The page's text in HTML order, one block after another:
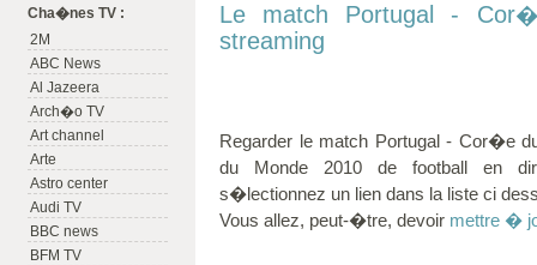
Cha�nes TV :
2M
ABC News
Al Jazeera
Arch�o TV
Art channel
Arte
Astro center
Audi TV
BBC news
BFM TV
Le match Portugal -
streaming
Regarder le match Portugal - Cor�e
du Monde 2010 de football en
s�lectionnez un lien dans la liste ci
Vous allez, peut-�tre, devoir mettre �